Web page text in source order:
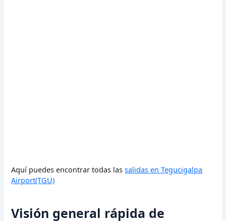
Aquí puedes encontrar todas lassalidas en Tegucigalpa
Airport(TGU)
Visión general rápida de